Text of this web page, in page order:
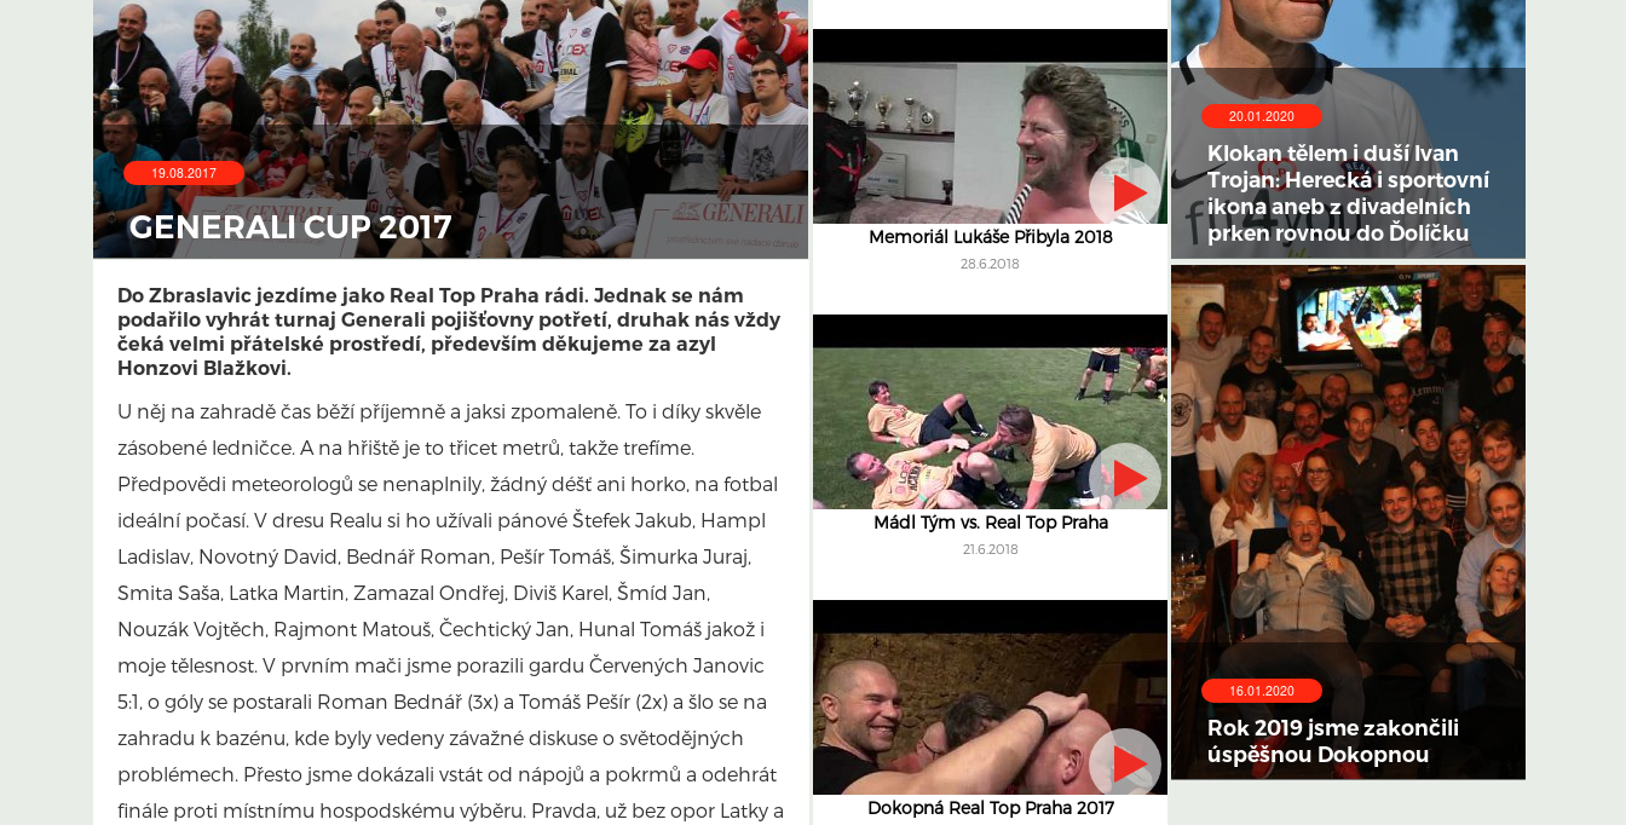
19.08.2017
GENERALI CUP 2017
Do Zbraslavic jezdíme jako Real Top Praha rádi. Jednak se nám
podařilo vyhrát turnaj Generali pojišťovny potřetí, druhak nás vždy
čeká velmi přátelské prostředí, především děkujeme za azyl
Honzovi Blažkovi.
U něj na zahradě čas běží příjemně a jaksi zpomaleně. To i díky skvěle
zásobené ledničce. A na hřiště je to třicet metrů, takže trefíme.
Předpovědi meteorologů se nenaplnily, žádný déšť ani horko, na fotbal
ideální počasí. V dresu Realu si ho užívali pánové Štefek Jakub, Hampl
Ladislav, Novotný David, Bednář Roman, Pešír Tomáš, Šimurka Juraj,
Smita Saša, Latka Martin, Zamazal Ondřej, Diviš Karel, Šmíd Jan,
Nouzák Vojtěch, Rajmont Matouš, Čechtický Jan, Hunal Tomáš jakož i
moje tělesnost. V prvním mači jsme porazili gardu Červených Janovic
5:1, o góly se postarali Roman Bednář (3x) a Tomáš Pešír (2x) a šlo se na
zahradu k bazénu, kde byly vedeny závažné diskuse o světodějných
problémech. Přesto jsme dokázali vstát od nápojů a pokrmů a odehrát
finále proti místnímu hospodskému výběru. Pravda, už bez opor Latky a
Memoriál Lukáše Přibyla 2018
28.6.2018
Mádl Tým vs. Real Top Praha
21.6.2018
Dokopná Real Top Praha 2017
20.01.2020
Klokan tělem i duší Ivan
Trojan: Herecká i sportovní
ikona aneb z divadelních
prken rovnou do Ďolíčku
16.01.2020
Rok 2019 jsme zakončili
úspěšnou Dokopnou